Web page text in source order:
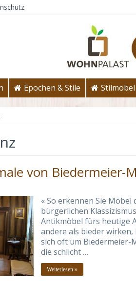
Epochen & Stile
von Biedermeier-
« So erkennen Sie Möbel
bürgerlichen
Antikmöbel fürs heutige
andere als bieder wirken,
sich oft um Biedermeier-
die schlicht …
Weiterlesen »